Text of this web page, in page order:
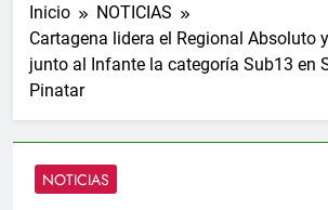
Inicio
NOTICIAS
Cartagena lidera el Regional Absoluto
junto al Infante la categoría Sub13 en
Pinatar
NOTICIAS